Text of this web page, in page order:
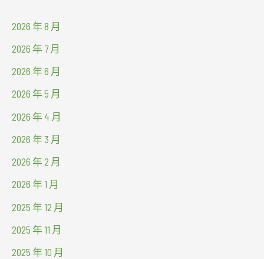
2026 年 8 月
2026 年 7 月
2026 年 6 月
2026 年 5 月
2026 年 4 月
2026 年 3 月
2026 年 2 月
2026 年 1 月
2025 年 12 月
2025 年 11 月
2025 年 10 月